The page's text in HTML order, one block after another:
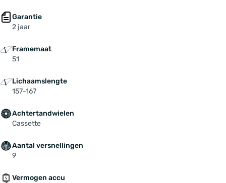
Garantie
2 jaar
Framemaat
51
Lichaamslengte
157-167
Achtertandwielen
Cassette
Aantal versnellingen
9
Vermogen accu